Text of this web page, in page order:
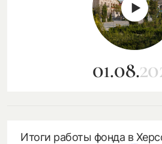
01.08.
Итоги работы фонда в